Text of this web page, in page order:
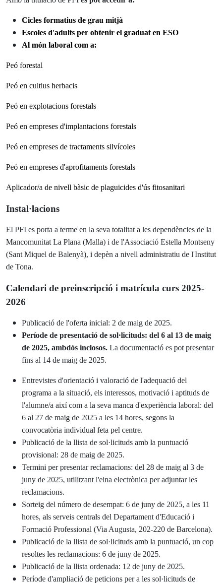
Cicles formatius de grau mitjà
Escoles d'adults per obtenir el graduat en ESO
Al món laboral com a:
Peó forestal
Peó en cultius herbacis
Peó en explotacions forestals
Peó en empreses d'implantacions forestals
Peó en empreses de tractaments silvícoles
Peó en empreses d'aprofitaments forestals
Aplicador/a de nivell bàsic de plaguicides d'ús fitosanitari
Instal·lacions
El PFI es porta a terme en la seva totalitat a les dependències de la
Mancomunitat La Plana (Malla) i de l'Associació Estella Montseny
(Sant Miquel de Balenyà), i depèn a nivell administratiu de l'Institut
de Tona.
Calendari de preinscripció i matrícula curs 2025-
2026
Publicació de l'oferta inicial: 2 de maig de 2025.
Període de presentació de sol·licituds: del 6 al 13 de maig
de 2025, ambdós inclosos. La documentació es pot presentar
fins al 14 de maig de 2025.
Entrevistes d'orientació i valoració de l'adequació del
programa a la situació, els interessos, motivació i aptituds de
l'alumne/a així com a la seva manca d'experiència laboral: del
6 al 27 de maig de 2025 a les 14 hores, segons la
convocatòria individual feta pel centre.
Publicació de la llista de sol·licituds amb la puntuació
provisional: 28 de maig de 2025.
Termini per presentar reclamacions: del 28 de maig al 3 de
juny de 2025, utilitzant l'eina electrònica per adjuntar les
reclamacions.
Sorteig del número de desempat: 6 de juny de 2025, a les 11
hores, als serveis centrals del Departament d'Educació i
Formació Professional (Via Augusta, 202-220 de Barcelona).
Publicació de la llista de sol·licituds amb la puntuació, un cop
resoltes les reclamacions: 6 de juny de 2025.
Publicació de la llista ordenada: 12 de juny de 2025.
Període d'ampliació de peticions per a les sol·licituds de